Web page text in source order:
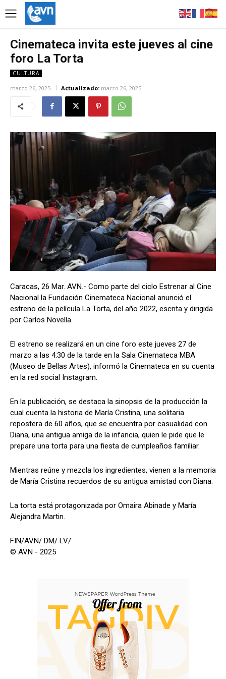
Cinemateca invita este jueves al cine
foro La Torta
CULTURA
marzo 26, 2025 Actualizado: marzo 26, 2025
Caracas, 26 Mar. AVN.- Como parte del ciclo Estrenar al Cine
Nacional la Fundación Cinemateca Nacional anunció el
estreno de la película La Torta, del año 2022, escrita y dirigida
por Carlos Novella.
El estreno se realizará en un cine foro este jueves 27 de
marzo a las 4:30 de la tarde en la Sala Cinemateca MBA
(Museo de Bellas Artes), informó la Cinemateca en su cuenta
en la red social Instagram.
En la publicación, se destaca la sinopsis de la producción la
cual cuenta la historia de María Cristina, una solitaria
repostera de 60 años, que se encuentra por casualidad con
Diana, una antigua amiga de la infancia, quien le pide que le
prepare una torta para una fiesta de cumpleaños familiar.
Mientras reúne y mezcla los ingredientes, vienen a la memoria
de María Cristina recuerdos de su antigua amistad con Diana.
La torta está protagonizada por Omaira Abinade y María
Alejandra Martin.
FIN/AVN/ DM/ LV/
© AVN - 2025